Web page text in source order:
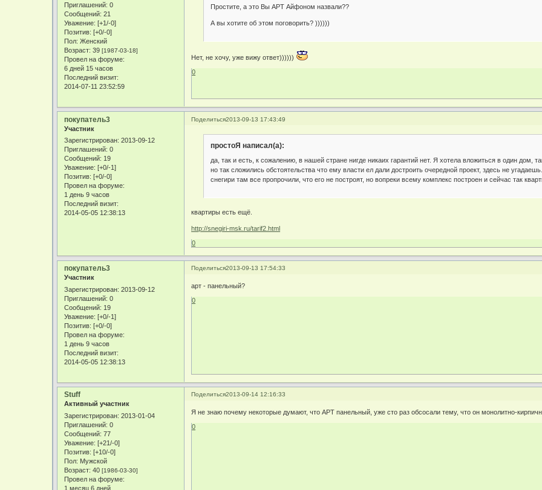
Приглашений: 0
Сообщений: 21
Уважение: [+1/-0]
Позитив: [+0/-0]
Пол: Женский
Возраст: 39[1987-03-18]
Провел на форуме:
6 дней 15 часов
Последний визит:
2014-07-11 23:52:59
Простите, а это Вы АРТ Айфоном назвали??
А вы хотите об этом поговорить? ))))))
Нет, не хочу, уже вижу ответ))))))
0
Поделиться2013-09-13 17:43:49
покупатель3
Участник
Зарегистрирован: 2013-09-12
Приглашений: 0
Сообщений: 19
Уважение: [+0/-1]
Позитив: [+0/-0]
Провел на форуме:
1 день 9 часов
Последний визит:
2014-05-05 12:38:13
простоЯ написал(а):
да, так и есть, к сожалению, в нашей стране нигде никаих гарантий нет. Я хотела вложиться в один дом,
но так сложились обстоятельства что ему власти ел дали достроить очередной проект, здесь не
снегири там все пропрочили, что его не построят, но вопреки всему комплекс построен и сейчас так
квартиры есть ещё.
http://snegiri-msk.ru/tarif2.html
0
Поделиться2013-09-13 17:54:33
покупатель3
Участник
Зарегистрирован: 2013-09-12
Приглашений: 0
Сообщений: 19
Уважение: [+0/-1]
Позитив: [+0/-0]
Провел на форуме:
1 день 9 часов
Последний визит:
2014-05-05 12:38:13
арт - панельный?
0
Поделиться2013-09-14 12:16:33
Stuff
Активный участник
Зарегистрирован: 2013-01-04
Приглашений: 0
Сообщений: 77
Уважение: [+21/-0]
Позитив: [+10/-0]
Пол: Мужской
Возраст: 40[1986-03-30]
Провел на форуме:
1 месяц 6 дней
Я не знаю почему некоторые думают, что АРТ панельный, уже сто раз обсосали тему, что он монолитно-
0